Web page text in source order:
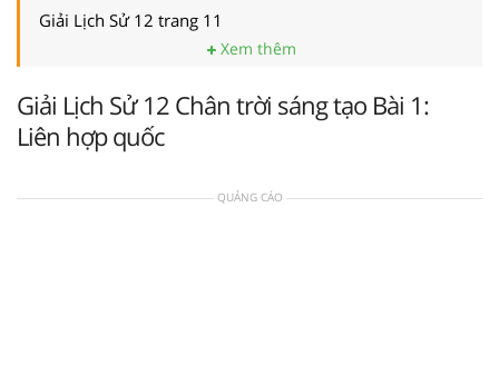
Giải Lịch Sử 12 trang 11
Xem thêm
Giải Lịch Sử 12 Chân trời sáng tạo Bài 1:
Liên hợp quốc
QUẢNG CÁO